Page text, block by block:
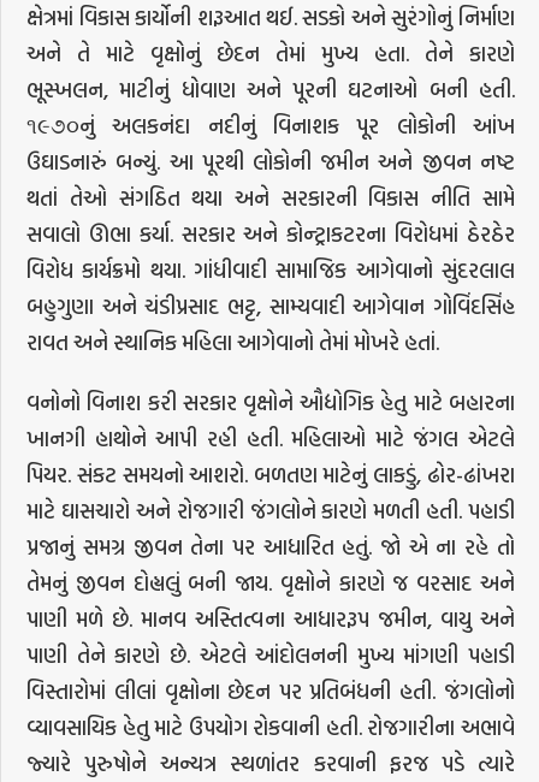
ક્ષેત્રમાં વિકાસ કાર્યોની શરૂઆત થઈ. સડકો અને સુરંગોનું નિર્માણ
અને તે માટે વૃક્ષોનું છેદન તેમાં મુખ્ય હતા. તેને કારણે
ભૂસ્ખલન, માટીનું ધોવાણ અને પૂરની ઘટનાઓ બની હતી.
૧૯૭૦નું અલકનંદા નદીનું વિનાશક પૂર લોકોની આંખ
ઉઘાડનારું બન્યું. આ પૂરથી લોકોની જમીન અને જીવન નષ્ટ
થતાં તેઓ સંગઠિત થયા અને સરકારની વિકાસ નીતિ સામે
સવાલો ઊભા કર્યા. સરકાર અને કોન્ટ્રાકટરના વિરોધમાં ઠેરઠેર
વિરોધ કાર્યક્રમો થયા. ગાંધીવાદી સામાજિક આગેવાનો સુંદરલાલ
બહુગુણા અને ચંડીપ્રસાદ ભટ્ટ, સામ્યવાદી આગેવાન ગોવિંદસિંહ
રાવત અને સ્થાનિક મહિલા આગેવાનો તેમાં મોખરે હતાં.
વનોનો વિનાશ કરી સરકાર વૃક્ષોને ઔદ્યોગિક હેતુ માટે બહારના
ખાનગી હાથોને આપી રહી હતી. મહિલાઓ માટે જંગલ એટલે
પિયર. સંકટ સમયનો આશરો. બળતણ માટેનું લાકડું, ઢોર-ઢાંખરા
માટે ઘાસચારો અને રોજગારી જંગલોને કારણે મળતી હતી. પહાડી
પ્રજાનું સમગ્ર જીવન તેના પર આધારિત હતું. જો એ ના રહે તો
તેમનું જીવન દોહ્યલું બની જાય. વૃક્ષોને કારણે જ વરસાદ અને
પાણી મળે છે. માનવ અસ્તિત્વના આધારરૂપ જમીન, વાયુ અને
પાણી તેને કારણે છે. એટલે આંદોલનની મુખ્ય માંગણી પહાડી
વિસ્તારોમાં લીલાં વૃક્ષોના છેદન પર પ્રતિબંધની હતી. જંગલોનો
વ્યાવસાયિક હેતુ માટે ઉપયોગ રોકવાની હતી. રોજગારીના અભાવે
જ્યારે પુરુષોને અન્યત્ર સ્થળાંતર કરવાની ફરજ પડે ત્યારે